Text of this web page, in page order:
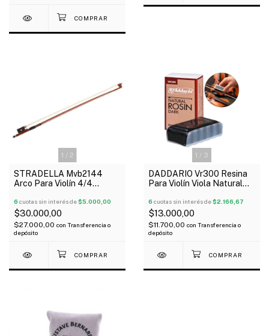
1 / 2
STRADELLA Mvb2144
Arco Para Violín 4/4
6 cuotas sin interés de$5.000,00
$30.000,00
$27.000,00 con Transferencia o
depósito
1 / 3
DADDARIO Vr300 Resina
Para Violín Viola Natural
6 cuotas sin interés de$2.166,67
$13.000,00
$11.700,00 con Transferencia o
depósito